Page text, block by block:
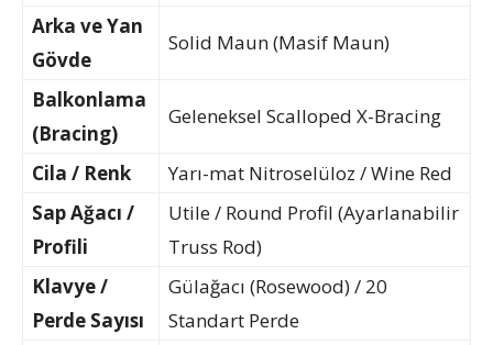
Arka ve Yan
Gövde
Solid Maun (Masif Maun)
Balkonlama
(Bracing)
Geleneksel Scalloped X-Bracing
Cila / Renk
Yarı-mat Nitroselüloz / Wine Red
Sap Ağacı /
Profili
Utile / Round Profil (Ayarlanabilir
Truss Rod)
Klavye /
Perde Sayısı
Gülağacı (Rosewood) / 20
Standart Perde